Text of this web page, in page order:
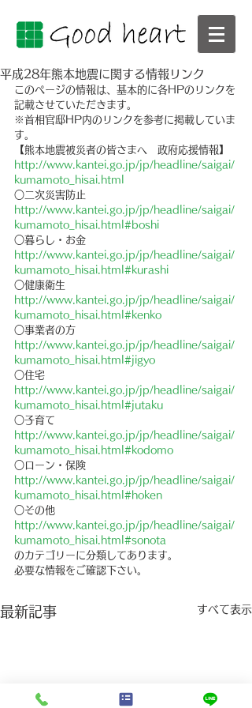
平成28年熊本地震に関する情報リンク
このページの情報は、基本的に各HPのリンクを
記載させていただきます。
※首相官邸HP内のリンクを参考に掲載していま
す。
【熊本地震被災者の皆さまへ　政府応援情報】
http://www.kantei.go.jp/jp/headline/saigai/
kumamoto_hisai.html
○二次災害防止
http://www.kantei.go.jp/jp/headline/saigai/
kumamoto_hisai.html#boshi
○暮らし・お金
http://www.kantei.go.jp/jp/headline/saigai/
kumamoto_hisai.html#kurashi
○健康衛生
http://www.kantei.go.jp/jp/headline/saigai/
kumamoto_hisai.html#kenko
○事業者の方
http://www.kantei.go.jp/jp/headline/saigai/
kumamoto_hisai.html#jigyo
○住宅
http://www.kantei.go.jp/jp/headline/saigai/
kumamoto_hisai.html#jutaku
○子育て
http://www.kantei.go.jp/jp/headline/saigai/
kumamoto_hisai.html#kodomo
○ローン・保険
http://www.kantei.go.jp/jp/headline/saigai/
kumamoto_hisai.html#hoken
○その他
http://www.kantei.go.jp/jp/headline/saigai/
kumamoto_hisai.html#sonota
のカテゴリーに分類してあります。
必要な情報をご確認下さい。
最新記事 すべて表示